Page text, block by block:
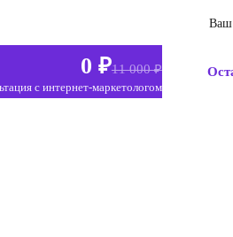
Ваш
0 ₽11 000 ₽
с интернет-маркетологом